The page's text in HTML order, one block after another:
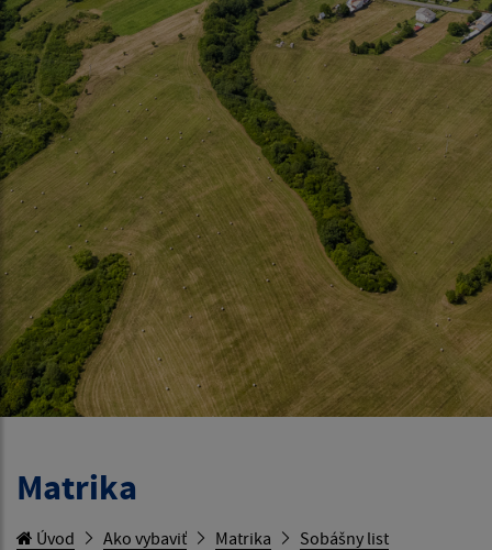
Matrika
Úvod Ako vybaviť Matrika Sobášny list